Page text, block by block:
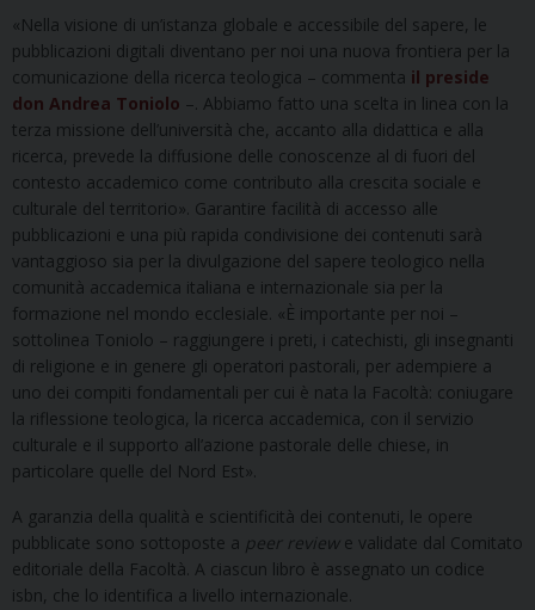
«Nella visione di un’istanza globale e accessibile del sapere, le
pubblicazioni digitali diventano per noi una nuova frontiera per la
comunicazione della ricerca teologica – commenta il preside
don Andrea Toniolo –. Abbiamo fatto una scelta in linea con la
terza missione dell’università che, accanto alla didattica e alla
ricerca, prevede la diffusione delle conoscenze al di fuori del
contesto accademico come contributo alla crescita sociale e
culturale del territorio». Garantire facilità di accesso alle
pubblicazioni e una più rapida condivisione dei contenuti sarà
vantaggioso sia per la divulgazione del sapere teologico nella
comunità accademica italiana e internazionale sia per la
formazione nel mondo ecclesiale. «È importante per noi –
sottolinea Toniolo – raggiungere i preti, i catechisti, gli insegnanti
di religione e in genere gli operatori pastorali, per adempiere a
uno dei compiti fondamentali per cui è nata la Facoltà: coniugare
la riflessione teologica, la ricerca accademica, con il servizio
culturale e il supporto all’azione pastorale delle chiese, in
particolare quelle del Nord Est».
A garanzia della qualità e scientificità dei contenuti, le opere
pubblicate sono sottoposte a peer reviewe validate dal Comitato
editoriale della Facoltà. A ciascun libro è assegnato un codice
isbn, che lo identifica a livello internazionale.